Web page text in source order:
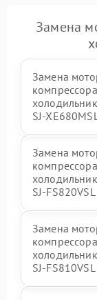
Замена
Замена
компрессора
SJ-XE680MSL
Замена
компрессора
SJ-FS820VSL
Замена
компрессора
SJ-FS810VSL